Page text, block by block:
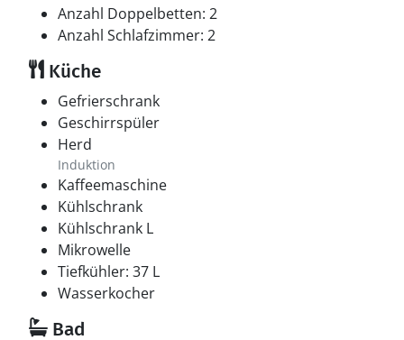
Dänemarks südlichster Golfplatz, mit einem
spannenden 18-Loch-Par-71-Kurs, der für alle
Pay & Play wird angeboten marielystgolfklub.dk/pay-
play.
Erlebe die Region Marielyst und Bøtø mit 20 km
weißem, kinderfreundlichem Sandstrand und
Familienaktivitäten in herrlicher Natur. Marielyst ist
seit über 100 Jahren der bevorzugte Badeort an der
dänischen Ostküste. Hier herrscht südländische
Atmosphäre mit Außengastronomie in Cafés und
Restaurants. In der Hochsaison pulsiert der Platz vor
lokalen Kunsthandwerkern mit Malerei, Keramik und
Korbflechtarbeiten.
Anzahl Doppelbetten: 2
Anzahl Schlafzimmer: 2
Küche
Gefrierschrank
Geschirrspüler
Herd
Induktion
Kaffeemaschine
Kühlschrank
Kühlschrank L
Mikrowelle
Tiefkühler: 37 L
Wasserkocher
Bad